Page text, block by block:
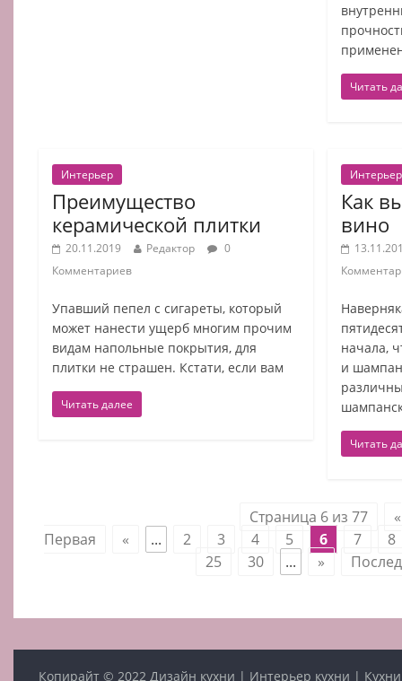
Читать
Интерьер
Преимущество
керамической плитки
20.11.2019 Редактор
0
Комментариев
Упавший пепел с сигареты, который
может нанести ущерб многим прочим
видам напольные покрытия, для
плитки не страшен. Кстати, если вам
Читать далее
Интерьер
Как
вино
начала,
и
Читать
Страница 6 из 77
«
Первая
« ... 2 3 4 5 6 7
8
25
30 ... »
Копирайт © 2022 Дизайн кухни | Интерьер кухни |